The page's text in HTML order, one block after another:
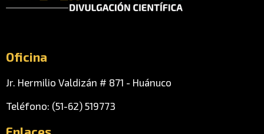
Oficina
Jr. Hermilio Valdizán # 871 - Huánuco
Teléfono: (51-62) 519773